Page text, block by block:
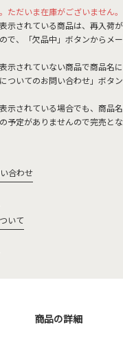
ただいま在庫がございません。
示されている商品は、再入荷
で、「欠品中」ボタンからメ
示されていない商品で商品名
ついてのお問い合わせ」ボタ
示されている場合でも、商品
予定がありませんので完売と
合わせ
いて
商品の詳細